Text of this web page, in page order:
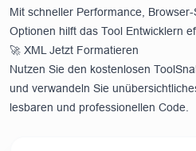
Mit schneller Performance,
Optionen hilft das Tool Entwicklern
🚀 XML Jetzt Formatieren
Nutzen Sie den kostenlosen
und verwandeln Sie
lesbaren und professionellen Code.